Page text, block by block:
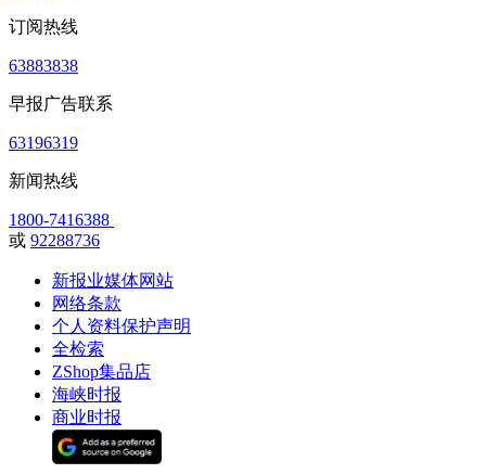
订阅热线
63883838
早报广告联系
63196319
新闻热线
1800-7416388
或 92288736
新报业媒体网站
网络条款
个人资料保护声明
全检索
ZShop集品店
海峡时报
商业时报